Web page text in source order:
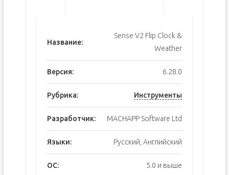
Название:
Sense V2 Flip Clock &
Weather
Версия: 6.28.0
Рубрика: Инструменты
Разработчик: MACHAPP Software Ltd
Языки: Русский, Английский
ОС: 5.0 и выше